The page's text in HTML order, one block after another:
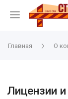
Главная О
Лицензии